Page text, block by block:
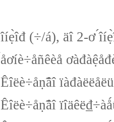
̀îíẹ̀îđ (÷/á), äî 2-ơ
̉åơíè÷åñêèå
Êîëè÷åṇ̃âî
Êîëè÷åṇ̃âî